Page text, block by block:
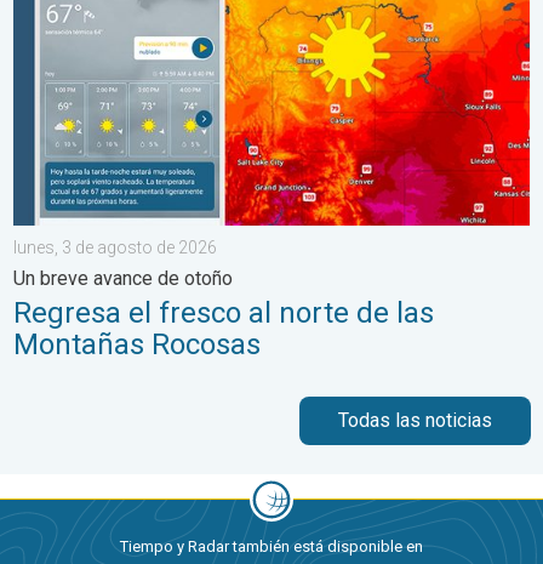
lunes, 3 de agosto de 2026
Un breve avance de otoño
Regresa el fresco al norte de las
Montañas Rocosas
Todas las noticias
Tiempo y Radar también está disponible en